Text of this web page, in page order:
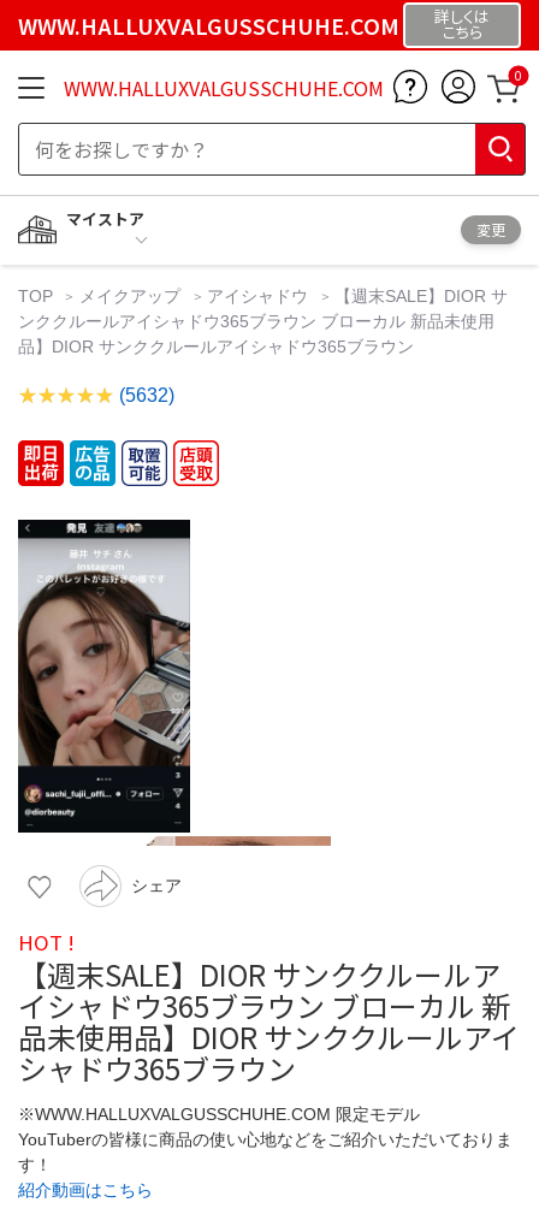
WWW.HALLUXVALGUSSCHUHE.COM 詳しくは
こちら
WWW.HALLUXVALGUSSCHUHE.COM 0
マイストア
変更
TOP メイクアップ アイシャドウ
【週末SALE】DIOR サ
ンククルールアイシャドウ365ブラウン ブローカル 新品未使用
品】DIOR サンククルールアイシャドウ365ブラウン
(5632)
シェア
HOT !
【週末SALE】DIOR サンククルールア
イシャドウ365ブラウン ブローカル 新
品未使用品】DIOR サンククルールアイ
シャドウ365ブラウン
※WWW.HALLUXVALGUSSCHUHE.COM 限定モデル
YouTuberの皆様に商品の使い心地などをご紹介いただいておりま
す！
紹介動画はこちら